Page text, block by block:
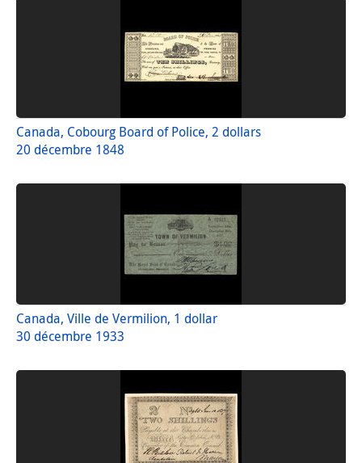
Canada, Cobourg Board of Police, 2 dollars
20 décembre 1848
Canada, Ville de Vermilion, 1 dollar
30 décembre 1933